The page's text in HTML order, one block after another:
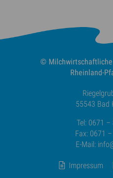
© Milchwirtschaftliche
Rheinland-
55543 Bad
Tel: 0671
Fax: 0671
E-Mail:
Impressum